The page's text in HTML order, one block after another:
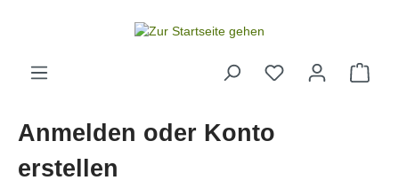
Anmelden oder Konto
erstellen